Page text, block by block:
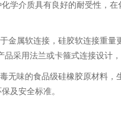
学介质具有良好的耐受性，
金属软连接，硅胶软连接重
品采用法兰或卡箍式连接设计
无味的食品级硅橡胶原材料
及安全标准。